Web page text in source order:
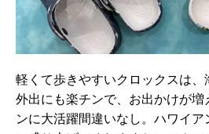
軽くて歩きやすいクロックスは、
外出にも楽チンで、お出かけが
ンに大活躍間違いなし。ハワイ